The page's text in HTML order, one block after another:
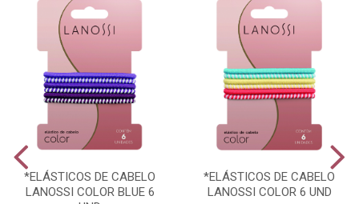
*ELÁSTICOS DE CABELO
LANOSSI COLOR BLUE 6
*ELÁSTICOS DE CABELO
LANOSSI COLOR 6 UND